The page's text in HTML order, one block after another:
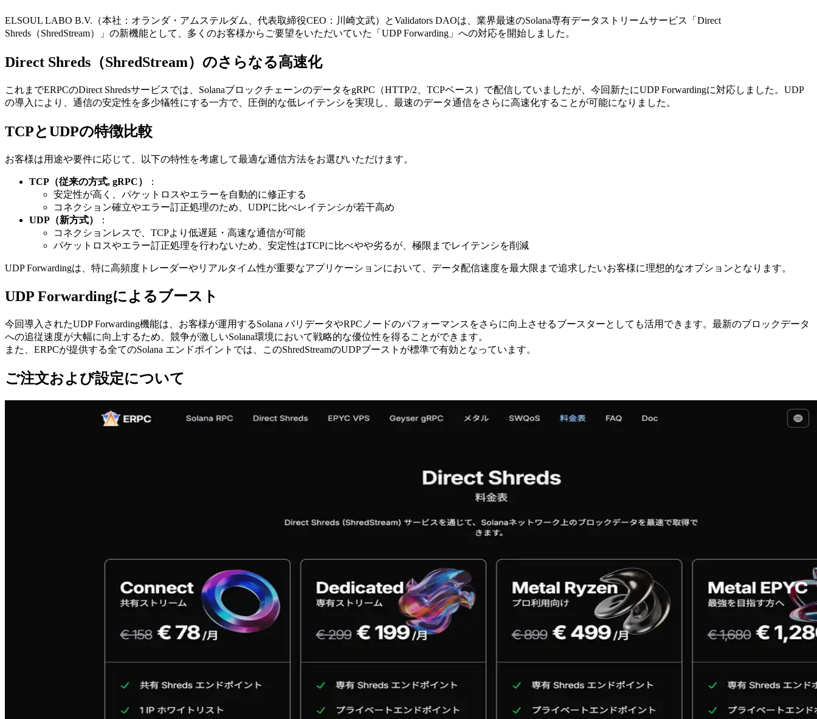
ELSOUL LABO B.V.（本社：オランダ・アムステルダム、代表取締役CEO：川崎文武）とValidators DAOは、業界最速のSolana専有データストリームサービス「Direct
Shreds（ShredStream）」の新機能として、多くのお客様からご要望をいただいていた「UDP Forwarding」への対応を開始しました。
Direct Shreds（ShredStream）のさらなる高速化
これまでERPCのDirect Shredsサービスでは、SolanaブロックチェーンのデータをgRPC（HTTP/2、TCPベース）で配信していましたが、今回新たにUDP Forwardingに対応しました。UDP
の導入により、通信の安定性を多少犠牲にする一方で、圧倒的な低レイテンシを実現し、最速のデータ通信をさらに高速化することが可能になりました。
TCPとUDPの特徴比較
お客様は用途や要件に応じて、以下の特性を考慮して最適な通信方法をお選びいただけます。
TCP（従来の方式, gRPC）
：
安定性が高く、パケットロスやエラーを自動的に修正する
コネクション確立やエラー訂正処理のため、UDPに比べレイテンシが若干高め
UDP（新方式）
：
コネクションレスで、TCPより低遅延・高速な通信が可能
パケットロスやエラー訂正処理を行わないため、安定性はTCPに比べやや劣るが、極限までレイテンシを削減
UDP Forwardingは、特に高頻度トレーダーやリアルタイム性が重要なアプリケーションにおいて、データ配信速度を最大限まで追求したいお客様に理想的なオプションとなります。
UDP Forwardingによるブースト
今回導入されたUDP Forwarding機能は、お客様が運用するSolana バリデータやRPCノードのパフォーマンスをさらに向上させるブースターとしても活用できます。最新のブロックデータ
への追従速度が大幅に向上するため、競争が激しいSolana環境において戦略的な優位性を得ることができます。
また、ERPCが提供する全てのSolana エンドポイントでは、このShredStreamのUDPブーストが標準で有効となっています。
ご注文および設定について